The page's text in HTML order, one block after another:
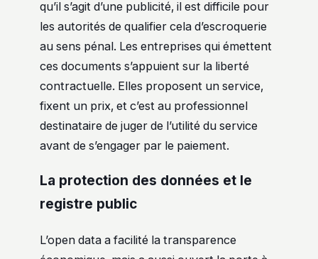
qu’il s’agit d’une publicité, il est difficile pour
les autorités de qualifier cela d’escroquerie
au sens pénal. Les entreprises qui émettent
ces documents s’appuient sur la liberté
contractuelle. Elles proposent un service,
fixent un prix, et c’est au professionnel
destinataire de juger de l’utilité du service
avant de s’engager par le paiement.
La protection des données et le
registre public
L’open data a facilité la transparence